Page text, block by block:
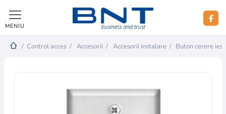
MENIU
/ Control acces / Accesorii / Accesorii instalare / Buton cerere